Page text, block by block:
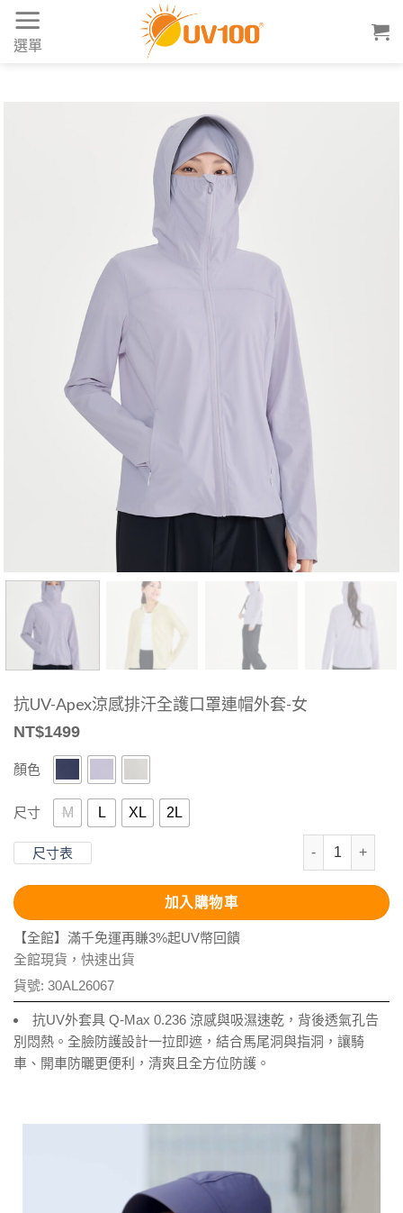
Skip
content
選單
抗UV-Apex涼感排汗全護口罩連帽外套-女
NT$1499
顏色
尺寸 M L XL 2L
尺寸表
抗UV-Apex涼
加入購物車
【全館】滿千免運再賺3%起UV幣回饋
全館現貨，快速出貨
貨號: 30AL26067
抗UV外套具 Q-Max 0.236 涼感與吸濕速乾，背後透氣孔告
別悶熱。全臉防護設計一拉即遮，結合馬尾洞與指洞，讓騎
車、開車防曬更便利，清爽且全方位防護。